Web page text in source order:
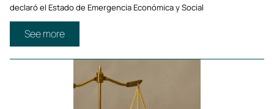
declaró el Estado de Emergencia Económica y Social
See more